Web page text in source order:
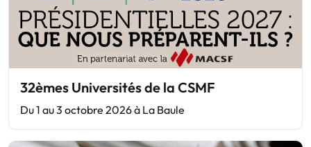
32èmes Universités de la CSMF
Du 1 au 3 octobre 2026 à La Baule